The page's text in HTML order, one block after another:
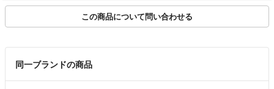
て出品されています。
以下の内容のお問い合わせについてはお返事ができませんのであらかじめ
・商品状態の確認（汚れ具合、形状の確認等々）
・お値下げの交渉
◆在庫について◆
ラクマ以外でも出品を行っております。
ていただく場合がございます。
予めご了承ください。
この商品について問い合わせる
同一ブランドの商品